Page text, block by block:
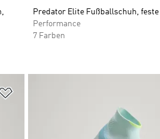
Predator Elite Fußballschuh, feste
Performance
7 Farben